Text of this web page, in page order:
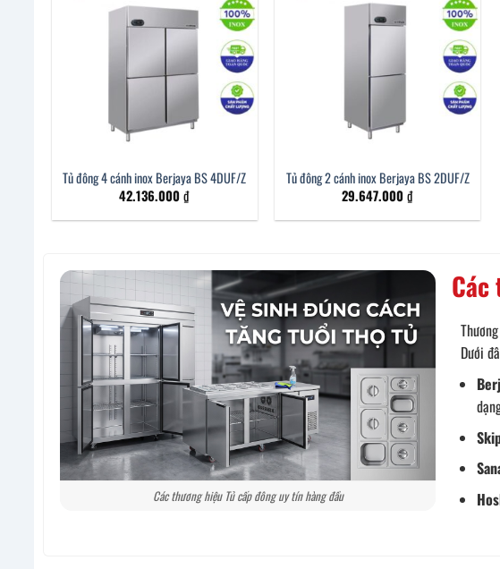
Tủ đông 4 cánh inox Berjaya BS 4DUF/Z
42.136.000₫
Tủ đông 2 cánh inox Berjaya BS 2DUF/Z
29.647.000₫
Các thương hiệu Tủ cấp đông uy tín hàng đầu
Các
Dưới